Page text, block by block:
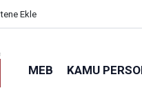
Ekle
MEB KAMU